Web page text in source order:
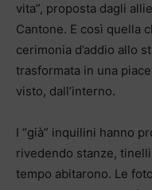
vita”, proposta dagli
Cantone. E così quella
cerimonia d’addio allo
trasformata in una
visto, dall’interno.
I “già” inquilini hanno
rivedendo stanze,
tempo abitarono. Le